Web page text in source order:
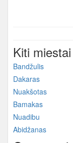
Kiti miestai
Bandžulis
Dakaras
Nuakšotas
Bamakas
Nuadibu
Abidžanas